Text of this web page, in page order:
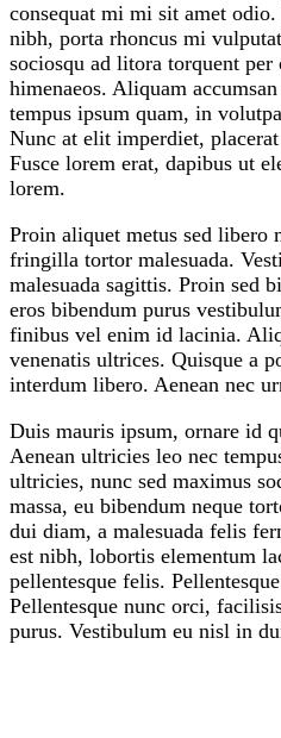
consequat mi mi sit amet
nibh, porta rhoncus mi
sociosqu ad litora torquent
himenaeos. Aliquam
tempus ipsum quam, in
Nunc at elit imperdiet,
Fusce lorem erat, dapibus ut
lorem.
Proin aliquet metus sed libero
fringilla tortor malesuada.
malesuada sagittis. Proin sed
eros bibendum purus
finibus vel enim id lacinia.
venenatis ultrices. Quisque a
interdum libero. Aenean nec
Duis mauris ipsum, ornare id
Aenean ultricies leo nec
ultricies, nunc sed maximus
massa, eu bibendum neque
dui diam, a malesuada felis
est nibh, lobortis elementum
pellentesque felis.
Pellentesque nunc orci,
purus. Vestibulum eu nisl in